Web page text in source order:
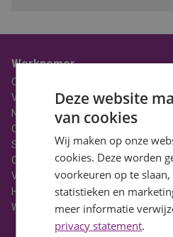
Werknemer
Over BaanBereik
Vacatures
Nieuws
Ons Team
Stages
Contact
Vacatures in Noord-Holland
HBO Vacatures
WO Vacatures
Deze website
van cookies
Wij maken op onze
cookies. Deze worden
voorkeuren op te
statistieken en
meer informatie
privacy statement.